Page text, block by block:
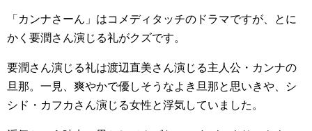
「カンナさーん」はコメディタッチのドラマですが、とに
かく要潤さん演じる礼がクズです。
要潤さん演じる礼は渡辺直美さん演じる主人公・カンナの
旦那。一見、爽やかで優しそうなよき旦那と思いきや、シ
シド・カフカさん演じる女性と浮気していました。